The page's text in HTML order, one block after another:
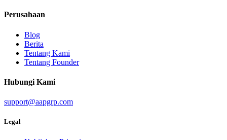
Perusahaan
Blog
Berita
Tentang Kami
Tentang Founder
Hubungi Kami
support@aapgrp.com
Legal